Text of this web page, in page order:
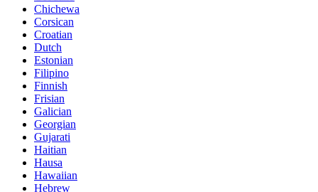
Chichewa
Corsican
Croatian
Dutch
Estonian
Filipino
Finnish
Frisian
Galician
Georgian
Gujarati
Haitian
Hausa
Hawaiian
Hebrew